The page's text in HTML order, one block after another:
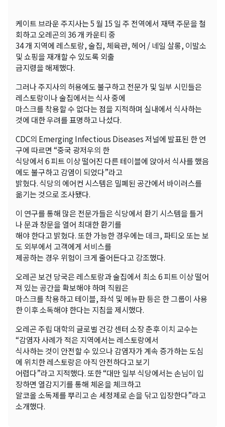
케이트 브라운 주지사는 5 월 15 일 주 전역에서 재택 주문을 철
회하고 오레곤의 36 개 카운티 중
34 개 지역에 레스토랑, 술집, 체육관, 헤어 / 네일 살롱, 이발소
및 쇼핑을 재개할 수 있도록 외출
금지령을 해제했다.
그러나 주지사의 허용에도 불구하고 전문가 및 일부 시민들은
레스토랑이나 술집에서는 식사 중에
마스크를 착용할 수 없다는 점을 지적하며 실내에서 식사하는
것에 대한 우려를 표명하고 나섰다.
CDC의 Emerging Infectious Diseases 저널에 발표된 한 연
구에 따르면 “중국 광저우의 한
식당에서 6 피트 이상 떨어진 다른 테이블에 앉아서 식사를 했음
에도 불구하고 감염이 되었다”라고
밝혔다. 식당의 에어컨 시스템은 밀폐된 공간에서 바이러스를
옮기는 것으로 조사됐다.
이 연구를 통해 많은 전문가들은 식당에서 환기 시스템을 틀거
나 문과 창문을 열어 최대한 환기를
해야 한다고 밝혔다. 또한 가능한 경우에는 데크, 파티오 또는 보
도 외부에서 고객에게 서비스를
제공하는 경우 위험이 크게 줄어든다고 강조했다.
오레곤 보건 당국은 레스토랑과 술집에서 최소 6 피트 이상 떨어
져 있는 공간을 확보해야 하며 직원은
마스크를 착용하고 테이블, 좌석 및 메뉴판 등은 한 그룹이 사용
한 이후 소독해야 한다는 지침을 제시했다.
오레곤 주립 대학의 글로벌 건강 센터 소장 춘후 이치 교수는
“감염자 사례가 적은 지역에서는 레스토랑에서
식사하는 것이 안전할 수 있으나 감염자가 계속 증가하는 도심
에 위치한 레스토랑은 아직 안전하다고 보기
어렵다”라고 지적했다. 또한 “대만 일부 식당에서는 손님이 입
장하면 열감지기를 통해 체온을 체크하고
알코올 소독제를 뿌리고 손 세정제로 손을 닦고 입장한다”라고
소개했다.